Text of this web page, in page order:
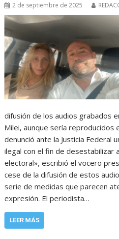
2 de septiembre de 2025
difusión de los audios grabados
Milei, aunque sería reproducidos
denunció ante la Justicia Federal
ilegal con el fin de desestabilizar
electoral», escribió el vocero
cese de la difusión de estos
serie de medidas que parecen
expresión. El periodista…
LEER MÁS